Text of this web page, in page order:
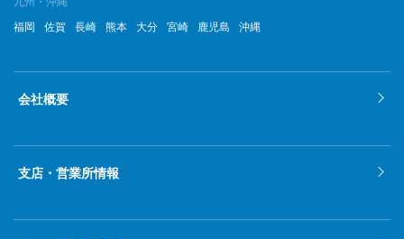
福岡
佐賀 長崎 熊本 大分 宮崎 鹿児島 沖縄
会社概要
支店・営業所情報